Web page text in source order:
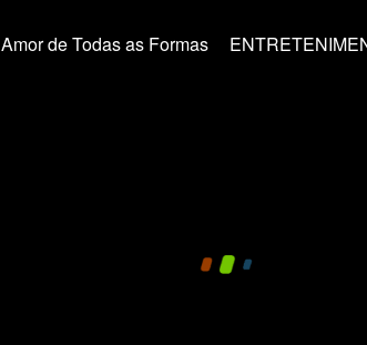
Amor de Todas as Formas